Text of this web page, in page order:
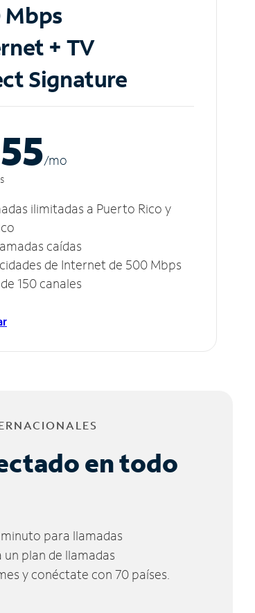
+ TV
Signature
/mo
ilimitadas a Puerto Rico y
caídas
de Internet de 500 Mbps
150 canales
en todo
para llamadas
plan de llamadas
y conéctate con 70 países.